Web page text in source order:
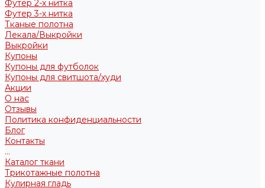
Футер 2-х нитка
Футер 3-х нитка
Тканые полотна
Лекала/Выкройки
Выкройки
Купоны
Купоны для футболок
Купоны для свитшота/худи
Акции
О нас
Отзывы
Политика конфиденциальности
Блог
Контакты
...
Каталог ткани
Трикотажные полотна
Кулирная гладь